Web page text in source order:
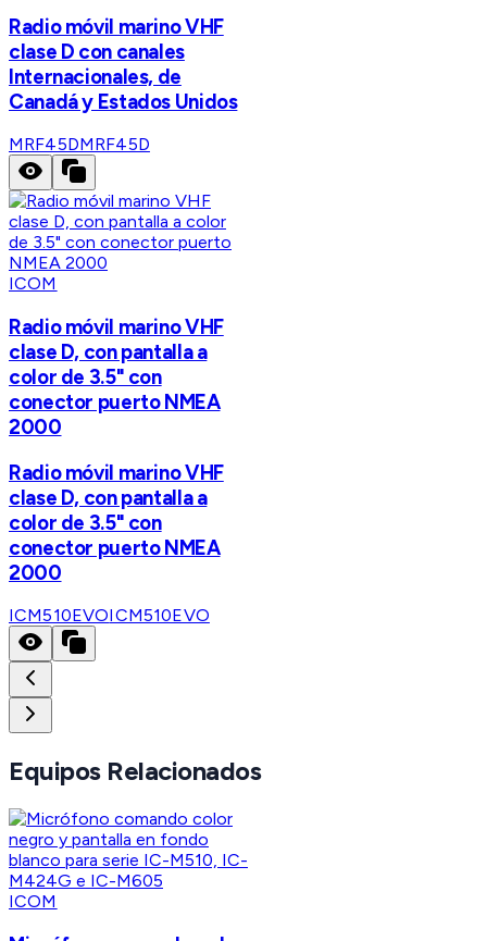
Radio móvil marino VHF
clase D con canales
Internacionales, de
Canadá y Estados Unidos
MRF45DMRF45D
ICOM
Radio móvil marino VHF
clase D, con pantalla a
color de 3.5" con
conector puerto NMEA
2000
Radio móvil marino VHF
clase D, con pantalla a
color de 3.5" con
conector puerto NMEA
2000
ICM510EVOICM510EVO
Equipos Relacionados
ICOM